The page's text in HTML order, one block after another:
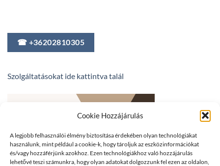
Cookie Hozzájárulás
A legjobb felhasználói élmény biztosítása érdekében olyan technológiákat
használunk, mint például a cookie-k, hogy tároljuk az eszközinformációkat
és/vagy hozzáférjünk azokhoz. Ezen technológiákhoz való hozzájárulás
lehetővé teszi számunkra, hogy olyan adatokat dolgozzunk fel ezen az oldalon,
☎ +36202810305
Szolgáltatásokat ide kattintva talál